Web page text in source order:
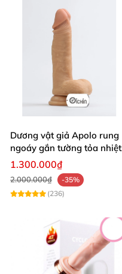
Dương vật giả Apolo rung
ngoáy gắn tường tỏa nhiệt
đa chế độ
1.300.000₫
2.000.000₫
-35%
(236)